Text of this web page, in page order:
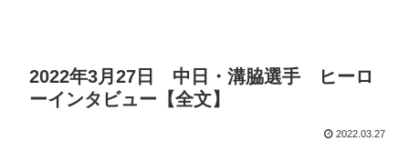
2022年3月27日 中日・溝脇選手 ヒーロ
ーインタビュー【全文】
2022.03.27